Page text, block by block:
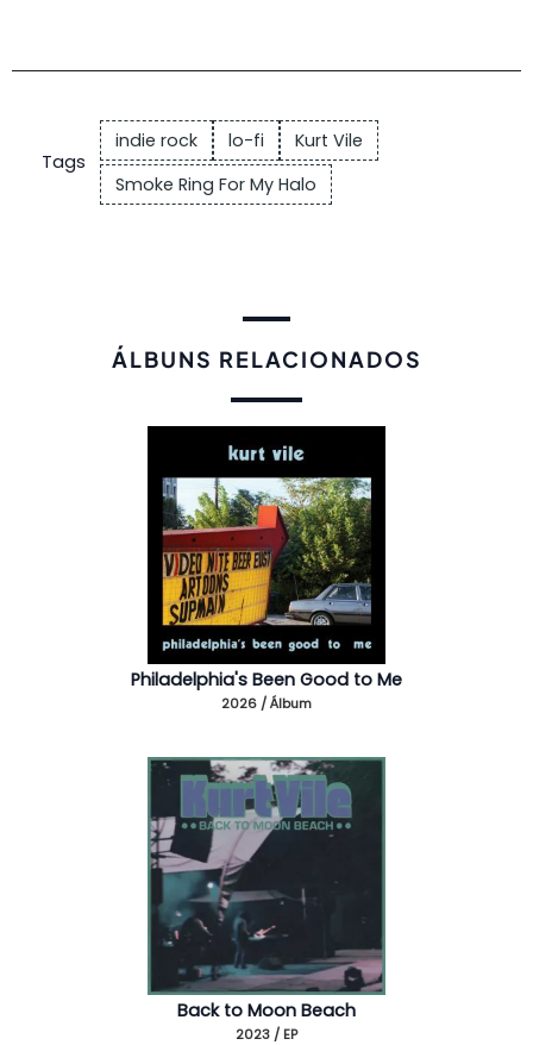
Tags
indie rock lo-fi
Kurt Vile
Smoke Ring For My Halo
ÁLBUNS RELACIONADOS
Philadelphia's Been Good to Me
2026 / Álbum
Back to Moon Beach
2023 / EP